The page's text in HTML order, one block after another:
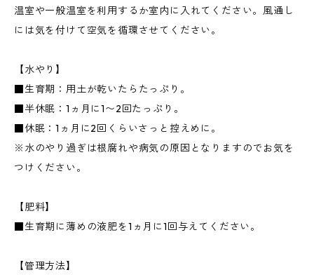
温室や一般温室を利用するか室内に入れてください。風通し
には気を付けて空気を循環させてください。
【水やり】
■生育期：用土が乾いたらたっぷり。
■半休眠：1ヵ月に1〜2回たっぷり。
■休眠：1ヵ月に2回くらいさっと控えめに。
※水のやり過ぎは根腐れや病気の原因となりますのでお気を
つけください。
【肥料】
■生育期に薄めの液肥を1ヵ月に1回与えてください。
【管理方法】